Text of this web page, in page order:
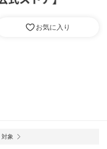
お気に入り
対象